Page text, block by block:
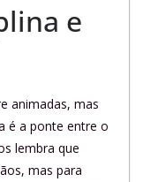
e
animadas, mas
é a ponte entre o
lembra que
mas para